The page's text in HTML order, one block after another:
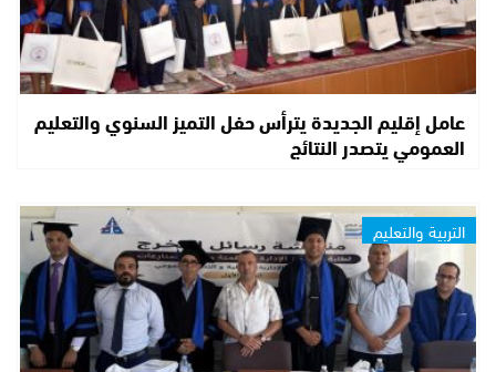
عامل إقليم الجديدة يترأس حفل التميز السنوي والتعليم
العمومي يتصدر النتائج
التربية والتعليم